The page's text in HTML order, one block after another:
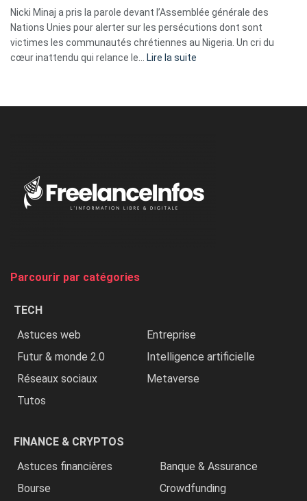
ses
tripes »
Nicki Minaj a pris la parole devant l’Assemblée générale des
Nations Unies pour alerter sur les persécutions dont sont
victimes les communautés chrétiennes au Nigeria. Un cri du
cœur inattendu qui relance le…
Lire la suite
Nigeria,
Parcourir par catégories
TECH
Astuces web
Entreprise
Futur & monde 2.0
Intelligence artificielle
Réseaux sociaux
Metaverse
Tutos
FINANCE & CRYPTOS
Astuces financières
Banque & Assurance
Bourse
Crowdfunding